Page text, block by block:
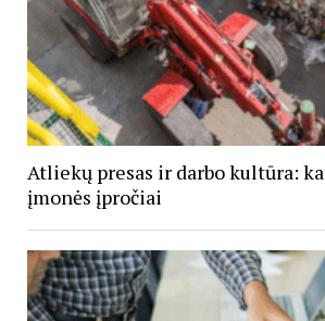
Atliekų presas ir darbo kultūra:
įmonės įpročiai